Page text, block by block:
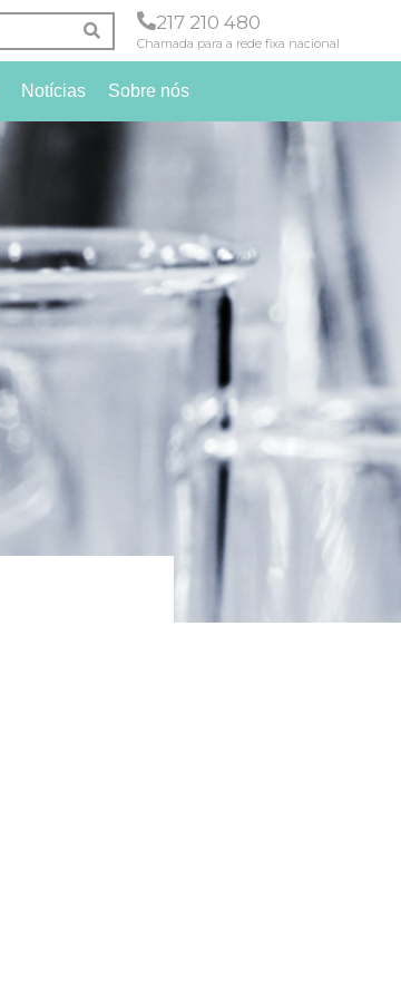
217 210 480
Chamada para a rede fixa nacional
Notícias Sobre nós